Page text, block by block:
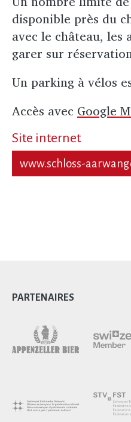
disponible près du
avec le château, les
garer sur
Un parking à vélos
Accès avec Google
Site internet
www.schloss-
PARTENAIRES